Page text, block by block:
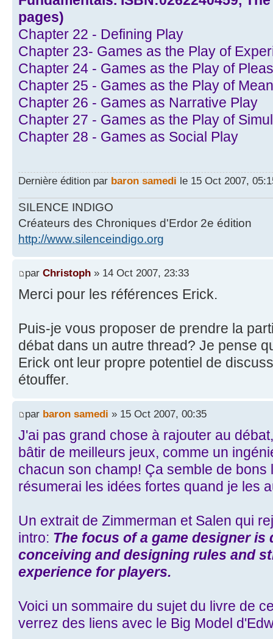
pages)
Chapter 22 - Defining Play
Chapter 23- Games as the Play of
Chapter 24 - Games as the Play of
Chapter 25 - Games as the Play of
Chapter 26 - Games as Narrative Play
Chapter 27 - Games as the Play of
Chapter 28 - Games as Social Play
Dernière édition par baron samedi le 15 Oct 2007,
SILENCE INDIGO
Créateurs des Chroniques d'Erdor 2e édition
http://www.silenceindigo.org
par Christoph » 14 Oct 2007, 23:33
Merci pour les références Erick.
Puis-je vous proposer de prendre la
débat dans un autre thread? Je pense
Erick ont leur propre potentiel de
étouffer.
par baron samedi » 15 Oct 2007, 00:35
J'ai pas grand chose à rajouter au
bâtir de meilleurs jeux, comme un
chacun son champ! Ça semble de bons
résumerai les idées fortes quand je les
Un extrait de Zimmerman et Salen qui
intro: The focus of a game designer is
conceiving and designing rules and
experience for players.
Voici un sommaire du sujet du livre de
verrez des liens avec le Big Model